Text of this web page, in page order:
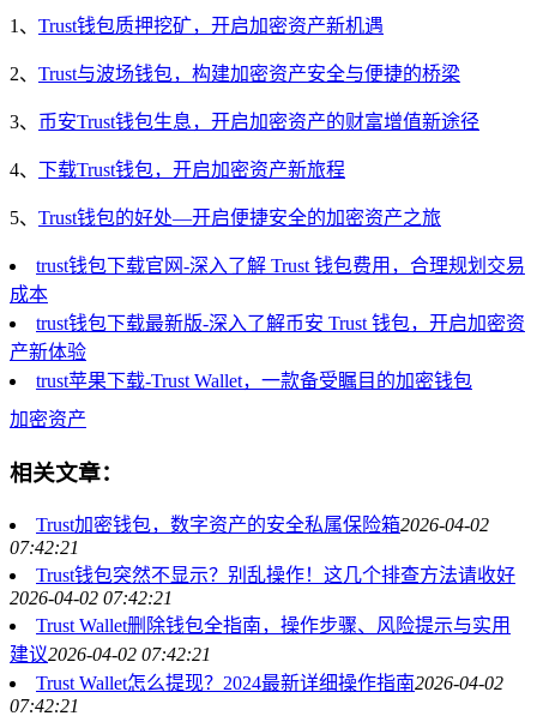
1、 Trust钱包质押挖矿，开启加密资产新机遇
2、 Trust与波场钱包，构建加密资产安全与便捷的桥梁
3、 币安Trust钱包生息，开启加密资产的财富增值新途径
4、 下载Trust钱包，开启加密资产新旅程
5、 Trust钱包的好处—开启便捷安全的加密资产之旅
trust钱包下载官网-深入了解 Trust 钱包费用，合理规划交易
成本
trust钱包下载最新版-深入了解币安 Trust 钱包，开启加密资
产新体验
trust苹果下载-Trust Wallet，一款备受瞩目的加密钱包
加密资产
相关文章：
Trust加密钱包，数字资产的安全私属保险箱2026-04-02
07:42:21
Trust钱包突然不显示？别乱操作！这几个排查方法请收好
2026-04-02 07:42:21
Trust Wallet删除钱包全指南，操作步骤、风险提示与实用
建议2026-04-02 07:42:21
Trust Wallet怎么提现？2024最新详细操作指南2026-04-02
07:42:21